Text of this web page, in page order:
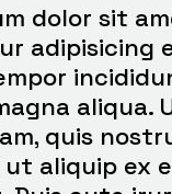
dolor sit
adipisicing
aliqua.
quis
ut aliquip ex